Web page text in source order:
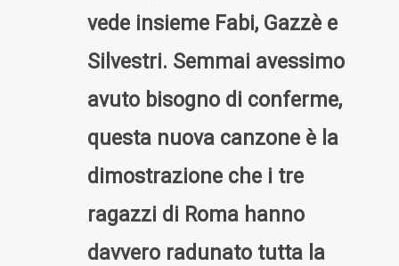
vede insieme Fabi, Gazzè e
Silvestri. Semmai avessimo
avuto bisogno di conferme,
questa nuova canzone è la
dimostrazione che i tre
ragazzi di Roma hanno
davvero radunato tutta la